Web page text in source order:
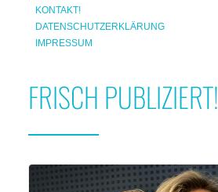
KONTAKT!
DATENSCHUTZERKLÄRUNG
IMPRESSUM
FRISCH PUBLIZIERT!